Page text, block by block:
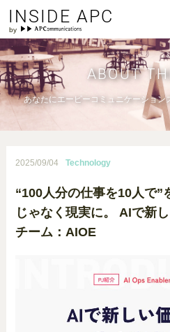
INSIDE APC
ABOUT
あなたにエーピーコミュニケーション
2025/09/04 Technology
“100人分の仕事を10人で”
じゃなく現実に。 AIで新
チーム：AIOE